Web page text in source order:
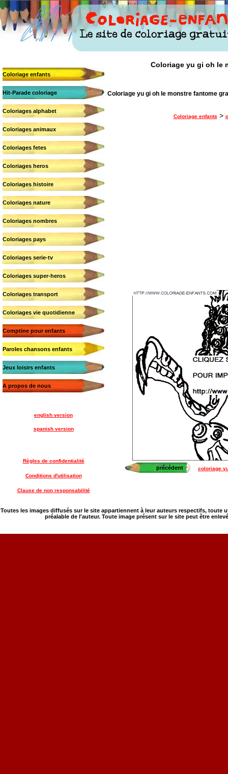
Coloriage enfants
Hit-Parade coloriage
Coloriages alphabet
Coloriages animaux
Coloriages fetes
Coloriages heros
Coloriages histoire
Coloriages nature
Coloriages nombres
Coloriages pays
Coloriages serie-tv
Coloriages super-heros
Coloriages transport
Coloriages vie quotidienne
Comptine pour enfants
Paroles chansons enfants
Jeux loisirs enfants
A propos de nous
english version
spanish version
Règles de confidentialité
Conditions d'utilisation
Clause de non responsabilité
Coloriage yu gi oh le
Coloriage yu gi oh le monstre fantome
Coloriage enfants >
précédent coloriage
Toutes les images diffusés sur le site appartiennent à leur auteurs respectifs,
préalable de l'auteur. Toute image présent sur le site peut être